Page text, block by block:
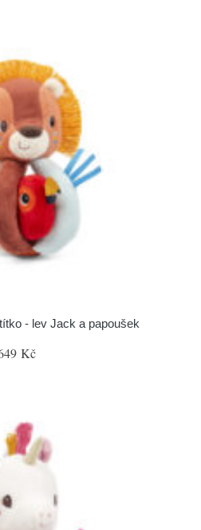
- lev Jack a papoušek
Kč